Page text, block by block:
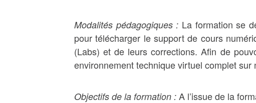
Modalités pédagogiques : La formation se
pour télécharger le support de cours
(Labs) et de leurs corrections. Afin de
environnement technique virtuel complet
Objectifs de la formation : A l’issue de la